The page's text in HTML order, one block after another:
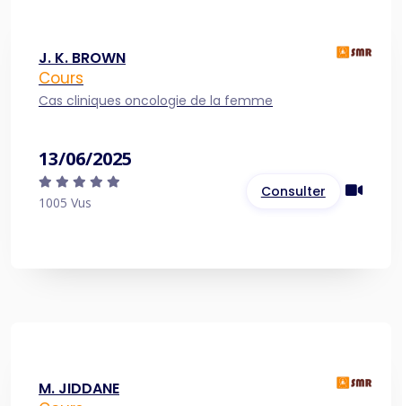
J. K. BROWN
Cours
Cas cliniques oncologie de la femme
13/06/2025
1005 Vus
Consulter
M. JIDDANE